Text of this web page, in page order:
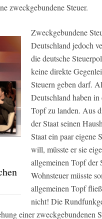
zweckgebundene Steuer.
Zweckgebundene
Deutschland jedoch
die deutsche
keine direkte
Steuern geben darf.
Deutschland haben in
Topf zu landen. Aus
der Staat seinen
Staat ein paar eigene
will, müsste er sie
allgemeinen Topf der
Wohnsteuer müsste
allgemeinen Topf
nicht! Die
einer zweckgebundenen